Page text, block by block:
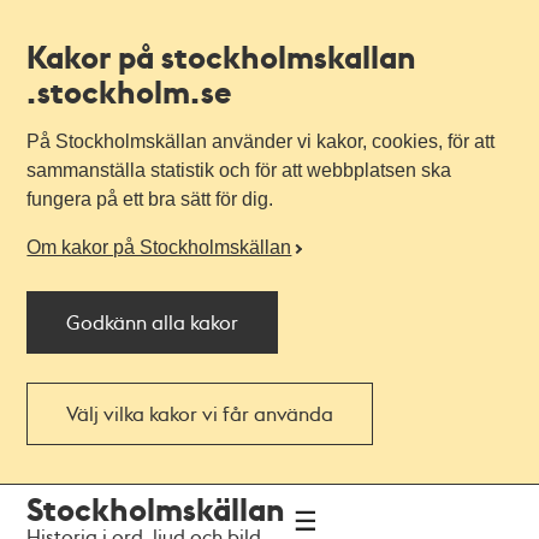
Kakor på stockholmskallan
.stockholm.se
På Stockholmskällan använder vi kakor, cookies, för att
sammanställa statistik och för att webbplatsen ska
fungera på ett bra sätt för dig.
Om kakor på Stockholmskällan
Godkänn alla kakor
Välj vilka kakor vi får använda
navigationen
huvudinnehållet
Stockholmskällan